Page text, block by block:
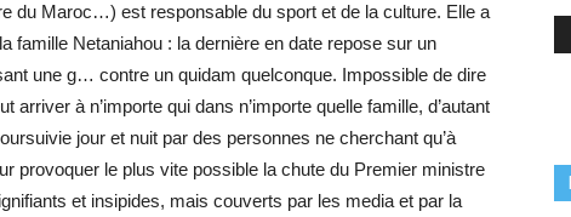
du Maroc…) est responsable du sport et de la culture. Elle a
famille Netaniahou : la dernière en date repose sur un
une g… contre un quidam quelconque. Impossible de dire
arriver à n’importe qui dans n’importe quelle famille, d’autant
jour et nuit par des personnes ne cherchant qu’à
provoquer le plus vite possible la chute du Premier ministre
et insipides, mais couverts par les media et par la